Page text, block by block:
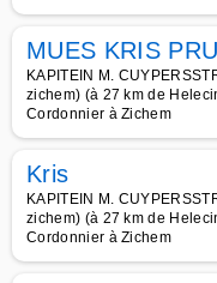
MUES KRIS
KAPITEIN M.
zichem) (à 27 km de
Cordonnier à Zichem
Kris
KAPITEIN M.
zichem) (à 27 km de
Cordonnier à Zichem